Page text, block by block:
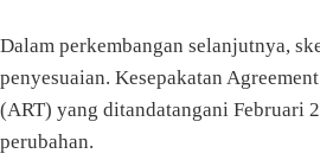
Dalam perkembangan selanjutnya,
penyesuaian. Kesepakatan
(ART) yang ditandatangani Februari
perubahan.